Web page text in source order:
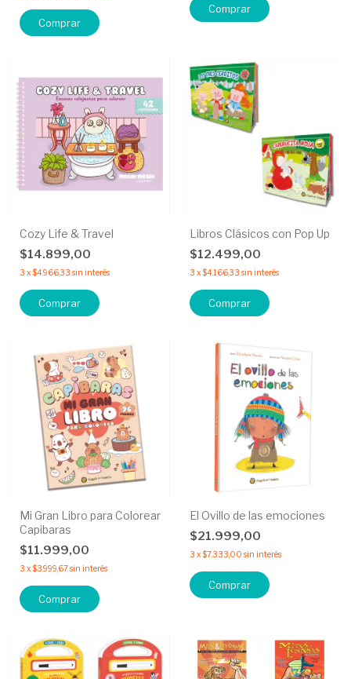
Comprar
Comprar
Cozy Life & Travel
$14.899,00
3 x$4.966,33 sin interés
Libros Clásicos con Pop Up
$12.499,00
3 x$4.166,33 sin interés
Comprar
Mi Gran Libro para Colorear
Capibaras
$11.999,00
3 x$3.999,67sin interés
El Ovillo de las emociones
$21.999,00
3 x$7.333,00 sin interés